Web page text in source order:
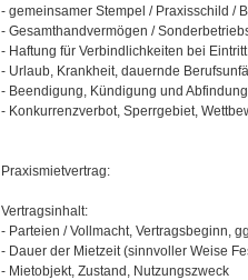
- gemeinsamer Stempel / Praxisschild /
- Gesamthandvermögen /
- Haftung für Verbindlichkeiten bei Eintritt
- Urlaub, Krankheit, dauernde
- Beendigung, Kündigung und
- Konkurrenzverbot, Sperrgebiet,
Praxismietvertrag:
Vertragsinhalt:
- Parteien / Vollmacht, Vertragsbeginn,
- Dauer der Mietzeit (sinnvoller Weise
- Mietobjekt, Zustand, Nutzungszweck